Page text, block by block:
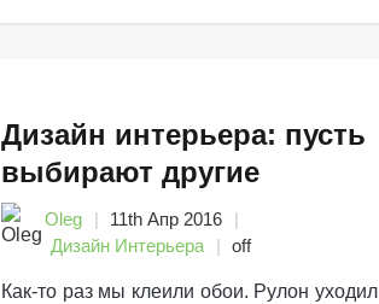
Дизайн интерьера: пусть
выбирают другие
Oleg
11th Апр 2016
Дизайн Интерьера
off
Как-то раз мы клеили обои. Рулон уходил